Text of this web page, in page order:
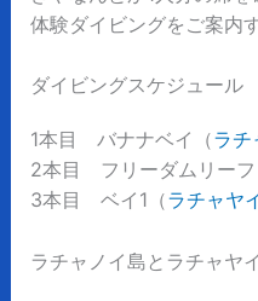
体験ダイビングをご案内
ダイビングスケジュール
1本目 バナナベイ（ラチ
2本目 フリーダムリーフ
3本目 ベイ1（ラチャヤ
ラチャノイ島とラチャヤ